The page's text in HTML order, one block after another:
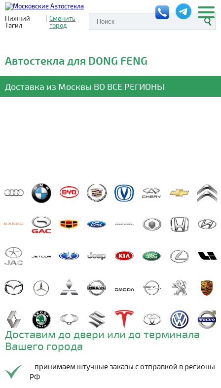
Нижний
Тагил
| Сменить
город
Автостекла для DONG FENG
Доставка из Москвы ВО ВСЕ РЕГИОНЫ
Доставим до двери или до терминала
Вашего города
- принимаем штучные заказы с отправкой в регионы
РФ